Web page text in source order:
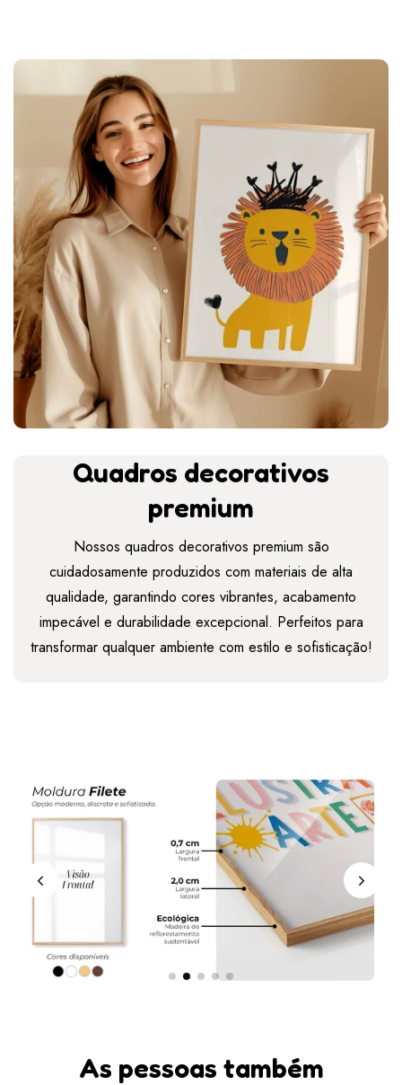
Quadros decorativos
premium
Nossos quadros decorativos premium são
cuidadosamente produzidos com materiais de alta
qualidade, garantindo cores vibrantes, acabamento
impecável e durabilidade excepcional. Perfeitos para
transformar qualquer ambiente com estilo e sofisticação!
As pessoas também